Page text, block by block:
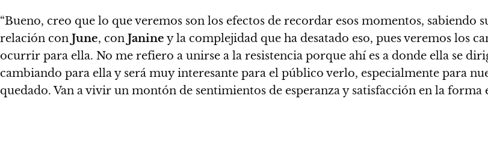
“Bueno, creo que lo que veremos son los efectos de recordar esos momentos, sabiendo
relación con June, con Janine y la complejidad que ha desatado eso, pues veremos los
ocurrir para ella. No me refiero a unirse a la resistencia porque ahí es a donde ella se
cambiando para ella y será muy interesante para el público verlo, especialmente para
quedado. Van a vivir un montón de sentimientos de esperanza y satisfacción en la forma